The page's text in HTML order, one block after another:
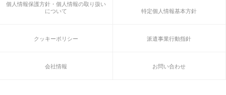
個人情報保護方針・個人情報の取り扱い
について
特定個人情報基本方針
クッキーポリシー 派遣事業行動指針
会社情報 お問い合わせ